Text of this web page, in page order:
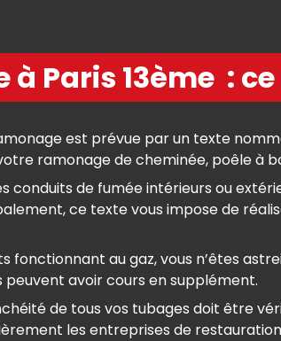
à Paris 13ème :
est prévue par un texte
ramonage de cheminée, poêle à
conduits de fumée intérieurs ou
ce texte vous impose de
fonctionnant au gaz, vous n’êtes
peuvent avoir cours en supplément.
de tous vos tubages doit être
les entreprises de restauration